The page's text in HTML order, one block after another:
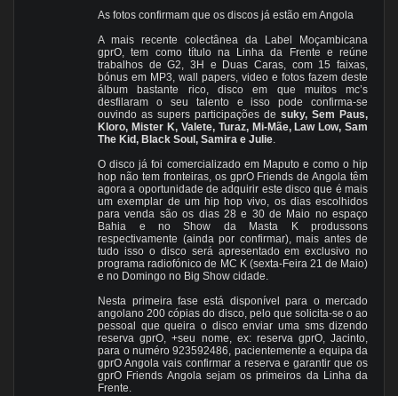
As fotos confirmam que os discos já estão em Angola
A mais recente colectânea da Label Moçambicana
gprO, tem como título na Linha da Frente e reúne
trabalhos de G2, 3H e Duas Caras, com 15 faixas,
bónus em MP3, wall papers, video e fotos fazem deste
álbum bastante rico, disco em que muitos mc’s
desfilaram o seu talento e isso pode confirma-se
ouvindo as supers participações desuky, Sem Paus,
Kloro, Mister K, Valete, Turaz, Mi-Mãe, Law Low, Sam
The Kid, Black Soul, Samira e Julie.
O disco já foi comercializado em Maputo e como o hip
hop não tem fronteiras, os gprO Friends de Angola têm
agora a oportunidade de adquirir este disco que é mais
um exemplar de um hip hop vivo, os dias escolhidos
para venda são os dias 28 e 30 de Maio no espaço
Bahia e no Show da Masta K produssons
respectivamente (ainda por confirmar), mais antes de
tudo isso o disco será apresentado em exclusivo no
programa radiofónico de MC K (sexta-Feira 21 de Maio)
e no Domingo no Big Show cidade.
Nesta primeira fase está disponível para o mercado
angolano 200 cópias do disco, pelo que solicita-se o ao
pessoal que queira o disco enviar uma sms dizendo
reserva gprO, +seu nome, ex: reserva gprO, Jacinto,
para o numéro 923592486, pacientemente a equipa da
gprO Angola vais confirmar a reserva e garantir que os
gprO Friends Angola sejam os primeiros da Linha da
Frente.